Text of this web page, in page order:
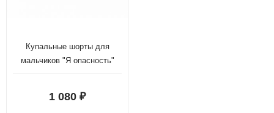
Купальные шорты для
мальчиков "Я опасность"
1 080 ₽